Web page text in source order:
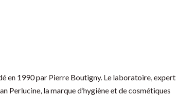
en 1990 par Pierre Boutigny. Le laboratoire, expert
Perlucine, la marque d’hygiène et de cosmétiques